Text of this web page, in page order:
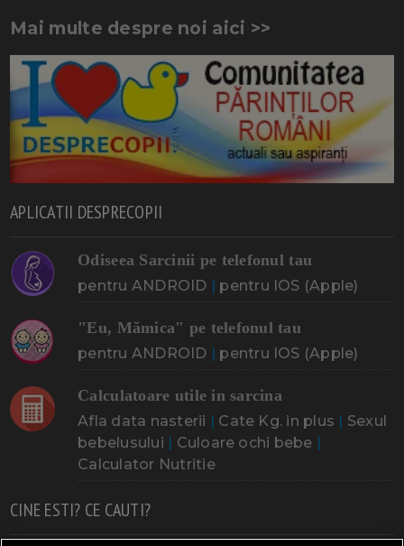
Mai multe despre noi aici >>
APLICATII DESPRECOPII
Odiseea Sarcinii pe telefonul tau
pentru ANDROID | pentru IOS (Apple)
"Eu, Mămica" pe telefonul tau
pentru ANDROID | pentru IOS (Apple)
Calculatoare utile in sarcina
Afla data nasterii | Cate Kg. in plus | Sexul
bebelusului | Culoare ochi bebe |
Calculator Nutritie
CINE ESTI? CE CAUTI?